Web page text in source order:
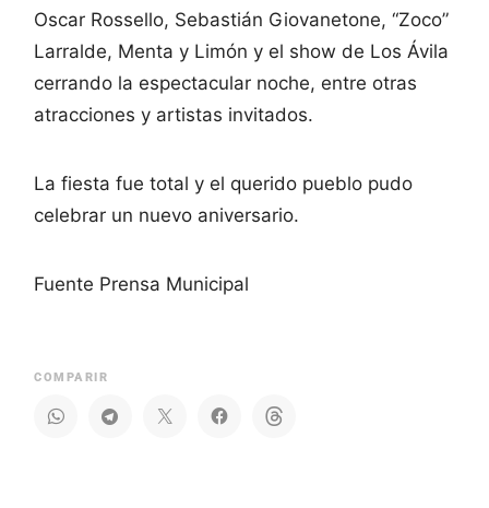
Oscar Rossello, Sebastián Giovanetone, “Zoco”
Larralde, Menta y Limón y el show de Los Ávila
cerrando la espectacular noche, entre otras
atracciones y artistas invitados.
La fiesta fue total y el querido pueblo pudo
celebrar un nuevo aniversario.
Fuente Prensa Municipal
COMPARIR